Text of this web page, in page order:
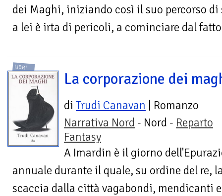
dei Maghi, iniziando così il suo percorso
a lei è irta di pericoli, a cominciare dal
LIBRI
La corporazione dei
di Trudi Canavan | Romanzo
Narrativa Nord - Nord - Reparto
Fantasy
A Imardin è il giorno
annuale durante il quale, su ordine del re,
scaccia dalla città vagabondi, mendicanti